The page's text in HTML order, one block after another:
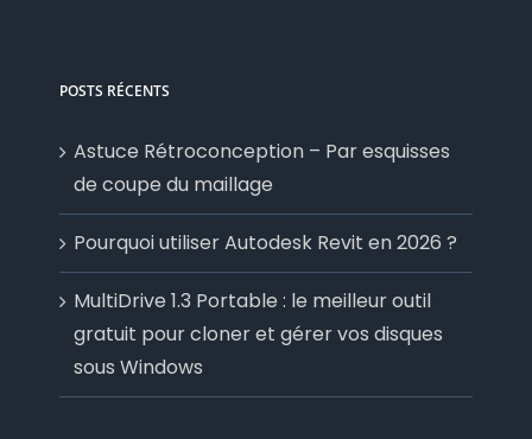
POSTS RÉCENTS
Astuce Rétroconception – Par esquisses
de coupe du maillage
Pourquoi utiliser Autodesk Revit en 2026 ?
MultiDrive 1.3 Portable : le meilleur outil
gratuit pour cloner et gérer vos disques
sous Windows